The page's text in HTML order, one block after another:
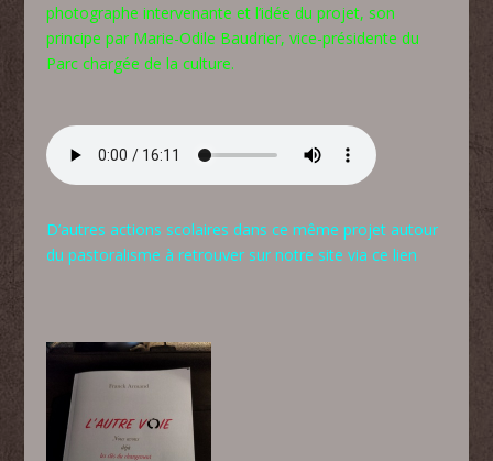
photographe intervenante et l’idée du projet, son
principe par Marie-Odile Baudrier, vice-présidente du
Parc chargée de la culture.
D’autres actions scolaires dans ce même projet autour
du pastoralisme à retrouver sur notre site via ce lien